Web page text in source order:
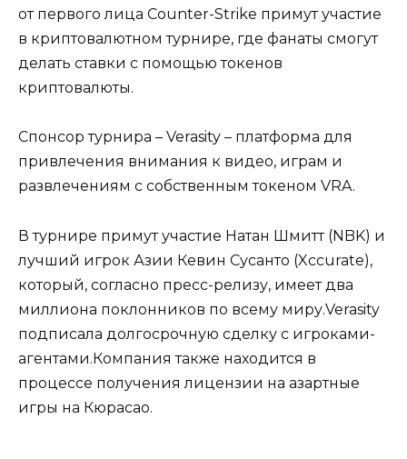
от первого лица Counter-Strike примут участие
в криптовалютном турнире, где фанаты смогут
делать ставки с помощью токенов
криптовалюты.
Спонсор турнира – Verasity – платформа для
привлечения внимания к видео, играм и
развлечениям с собственным токеном VRA.
В турнире примут участие Натан Шмитт (NBK) и
лучший игрок Азии Кевин Сусанто (Xccurate),
который, согласно пресс-релизу, имеет два
миллиона поклонников по всему миру.Verasity
подписала долгосрочную сделку с игроками-
агентами.Компания также находится в
процессе получения лицензии на азартные
игры на Кюрасао.